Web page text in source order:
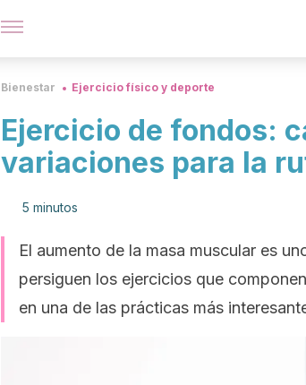
Bienestar Ejercicio físico y deporte
Ejercicio de fondos:
variaciones para la
5 minutos
El aumento de la masa muscular es
persiguen los ejercicios que
en una de las prácticas más